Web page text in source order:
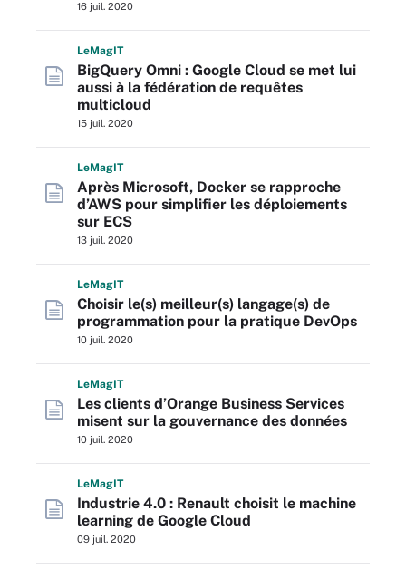
16 juil. 2020
LeMagIT
BigQuery Omni : Google Cloud se met lui
aussi à la fédération de requêtes
multicloud
15 juil. 2020
LeMagIT
Après Microsoft, Docker se rapproche
d’AWS pour simplifier les déploiements
sur ECS
13 juil. 2020
LeMagIT
Choisir le(s) meilleur(s) langage(s) de
programmation pour la pratique DevOps
10 juil. 2020
LeMagIT
Les clients d’Orange Business Services
misent sur la gouvernance des données
10 juil. 2020
LeMagIT
Industrie 4.0 : Renault choisit le machine
learning de Google Cloud
09 juil. 2020